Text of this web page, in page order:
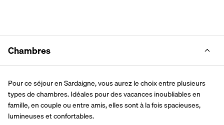
Chambres
Pour ce séjour en Sardaigne, vous aurez le choix entre plusieurs
types de chambres. Idéales pour des vacances inoubliables en
famille, en couple ou entre amis, elles sont à la fois spacieuses,
lumineuses et confortables.